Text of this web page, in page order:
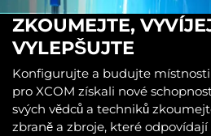
ZKOUMEJTE,
VYLEPŠUJTE
Konfigurujte a budujte
pro XCOM získali nové
svých vědců a techniků
zbraně a zbroje, které